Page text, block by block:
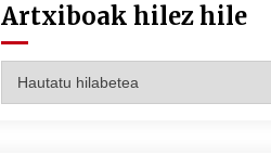
Artxiboak hilez hile
hilez